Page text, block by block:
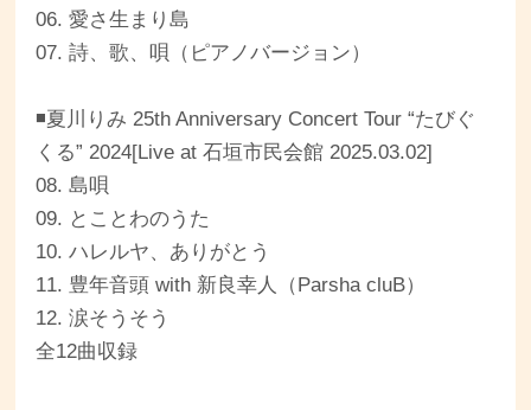
06. 愛さ生まり島
07. 詩、歌、唄（ピアノバージョン）
◾️夏川りみ 25th Anniversary Concert Tour “たびぐ
くる” 2024[Live at ⽯垣市⺠会館 2025.03.02]
08. 島唄
09. とことわのうた
10. ハレルヤ、ありがとう
11. 豊年音頭 with 新良幸人（Parsha cluB）
12. 涙そうそう
全12曲収録